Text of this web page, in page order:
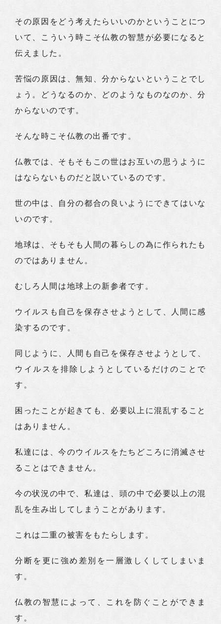
その原因をどう考えたらいいのかということにつ
いて、こういう時こそ仏教の智慧が必要になると
伝えました。
苦悩の原因は、無知、分からないということでし
ょう。どうなるのか、どのようなものなのか、分
からないのです。
そんな時こそ仏教の出番です。
仏教では、そもそもこの世はお互いの思うように
はならないものだと説いているのです。
世の中は、自分の都合の良いようにできてはいな
いのです。
地球は、そもそも人間の暮らしの為に作られたも
のではありません。
むしろ人間は地球上の新参者です。
ウイルスも自己を保存させようとして、人間に感
染するのです。
同じように、人間も自己を保存させようとして、
ウイルスを排除しようとしているだけのことで
す。
困ったことが起きても、必要以上に混乱すること
はありません。
私達には、今のウイルスをたちどころに消滅させ
ることはできません。
今の状況の中で、私達は、頭の中で必要以上の混
乱を生み出してしまうことがあります。
これは二重の被害をもたらします。
分断を更に強め差別を一層激しくしてしまいま
す。
仏教の智慧によって、これを防ぐことができま
す。